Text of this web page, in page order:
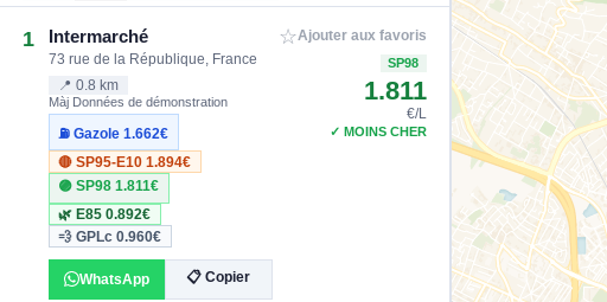
1 Intermarché
73 rue de la République, France
📍 0.8 km
Màj Données de démonstration
⛽ Gazole1.662€
🔴 SP95-E101.894€
🟣 SP981.811€
🌿 E850.892€
💨 GPLc0.960€
WhatsApp 📋 Copier
☆Ajouter aux favoris
SP98
1.811
€/L
✓ MOINS CHER